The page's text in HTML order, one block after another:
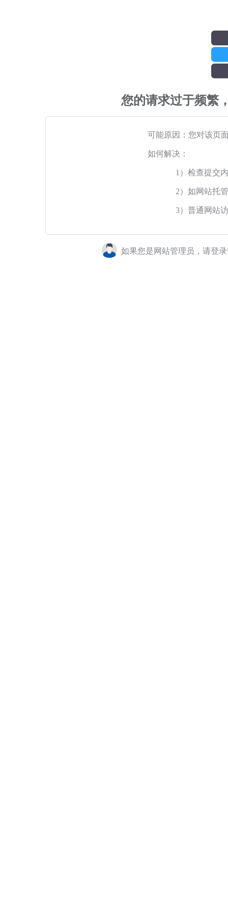
您的请求过于频繁
可能原因：您对该页
如何解决：
1）检查提交
2）如网站托
3）普通网站
如果您是网站管理员，请登